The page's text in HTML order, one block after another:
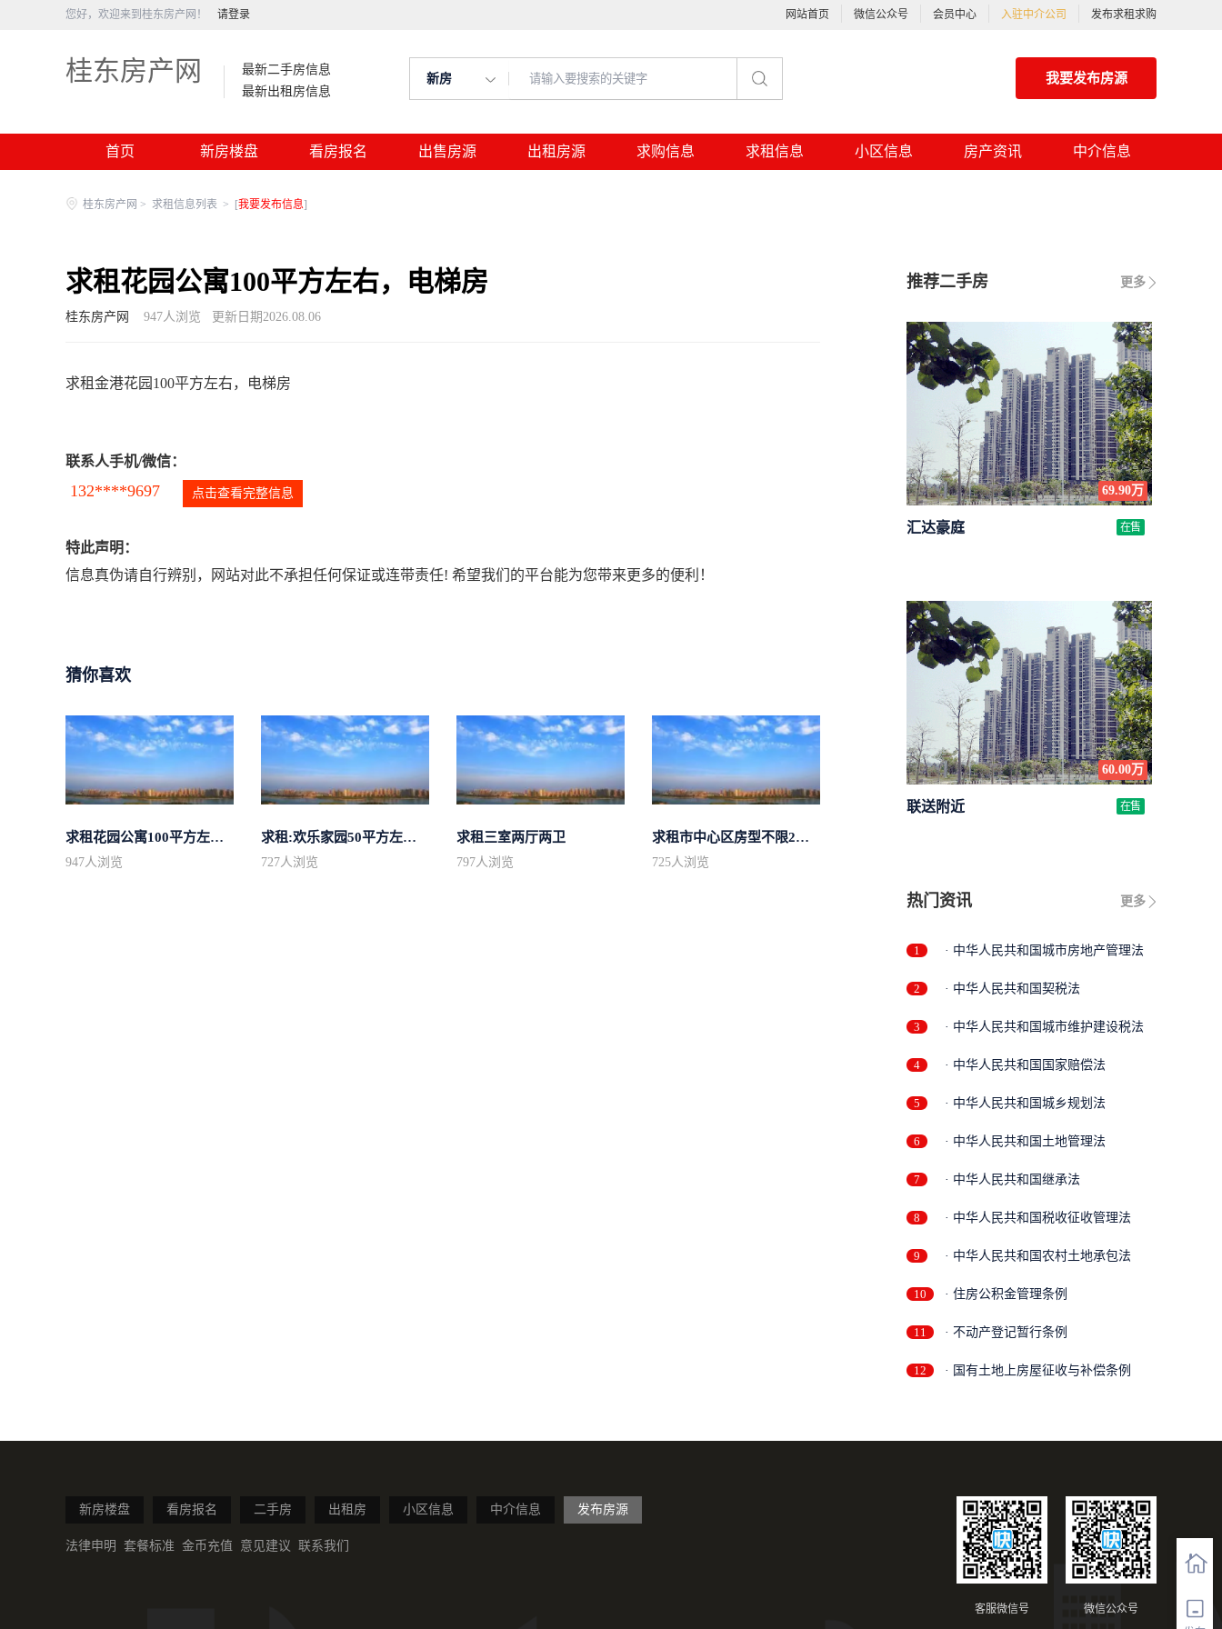
您好，欢迎来到桂东房产网！ 请登录 网站首页 微信公众号 会员中心 入驻中介公司 发布求租求购
桂东房产网
最新二手房信息
最新出租房信息
新房 我要发布房源
首页 新房楼盘 看房报名 出售房源 出租房源 求购信息 求租信息 小区信息 房产资讯 中介信息
桂东房产网 > 求租信息列表 > [我要发布信息]
求租花园公寓100平方左右，电梯房
桂东房产网 947人浏览 更新日期2026.08.06
求租金港花园100平方左右，电梯房
联系人手机/微信：
132****9697 点击查看完整信息
特此声明：
信息真伪请自行辨别，网站对此不承担任何保证或连带责任! 希望我们的平台能为您带来更多的便利！
猜你喜欢
求租花园公寓100平方左右，电梯房
947人浏览
求租:欢乐家园50平方左右的单身公寓廉...
727人浏览
求租三室两厅两卫
797人浏览
求租市中心区房型不限2室1厅中档装修
725人浏览
更多
推荐二手房
69.90万
汇达豪庭 在售
60.00万
联送附近 在售
更多
热门资讯
1 · 中华人民共和国城市房地产管理法
2 · 中华人民共和国契税法
3 · 中华人民共和国城市维护建设税法
4 · 中华人民共和国国家赔偿法
5 · 中华人民共和国城乡规划法
6 · 中华人民共和国土地管理法
7 · 中华人民共和国继承法
8 · 中华人民共和国税收征收管理法
9 · 中华人民共和国农村土地承包法
10 · 住房公积金管理条例
11 · 不动产登记暂行条例
12 · 国有土地上房屋征收与补偿条例
新房楼盘 看房报名 二手房 出租房 小区信息 中介信息 发布房源
法律申明 套餐标准 金币充值 意见建议 联系我们
微信公众号
客服微信号